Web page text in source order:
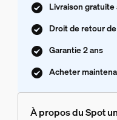
Livraison gratuite
Droit de retour
Garantie 2 ans
Acheter
À propos du Spot